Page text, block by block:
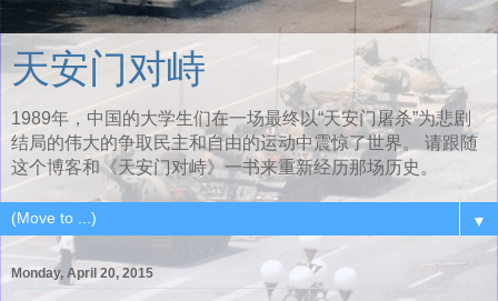
天安门对峙
1989年，中国的大学生们在一场最终以“天安门屠杀”为悲剧
结局的伟大的争取民主和自由的运动中震惊了世界。 请跟随
这个博客和《天安门对峙》一书来重新经历那场历史。
▼
Monday, April 20, 2015